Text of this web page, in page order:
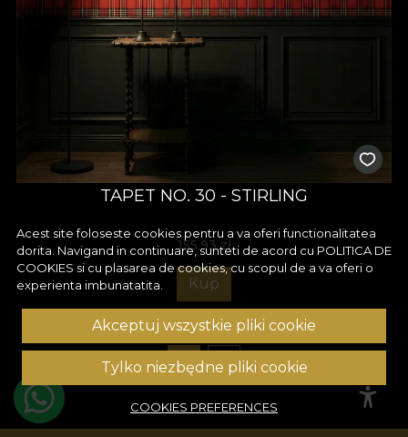
TAPET NO. 30 - STIRLING
155,93 zł
Kup
1 2
Acest site foloseste cookies pentru a va oferi functionalitatea
dorita. Navigand in continuare, sunteti de acord cu POLITICA DE
COOKIES si cu plasarea de cookies, cu scopul de a va oferi o
experienta imbunatatita.
Akceptuj wszystkie pliki cookie
Tylko niezbędne pliki cookie
COOKIES PREFERENCES